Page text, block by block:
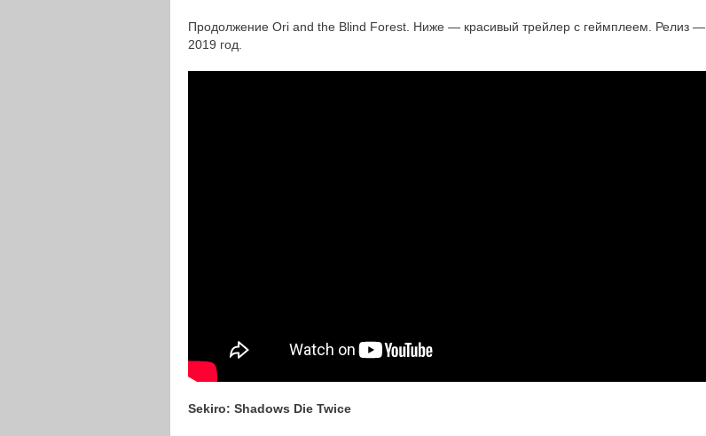
Продолжение Ori and the Blind Forest. Ниже — красивый трейлер с геймплеем. Релиз —
2019 год.
Sekiro: Shadows Die Twice